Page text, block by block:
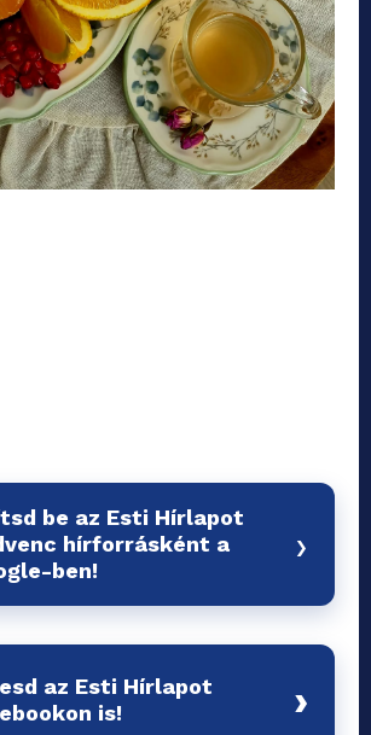
be az Esti Hírlapot
hírforrásként a
ben!
›
az Esti Hírlapot
is!
›